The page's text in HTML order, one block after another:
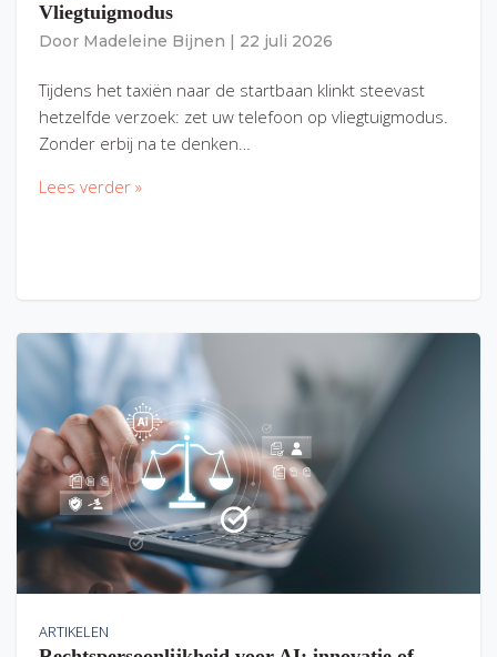
Vliegtuigmodus
Door Madeleine Bijnen 22 juli 2026
Tijdens het taxiën naar de startbaan klinkt steevast
hetzelfde verzoek: zet uw telefoon op vliegtuigmodus.
Zonder erbij na te denken…
Lees verder »
ARTIKELEN